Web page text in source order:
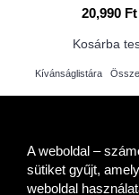
A weboldal –
sütiket gyűjt,
weboldal
20,990 Ft
Kosárba
Kívánságlistára
Hírlevelünkre